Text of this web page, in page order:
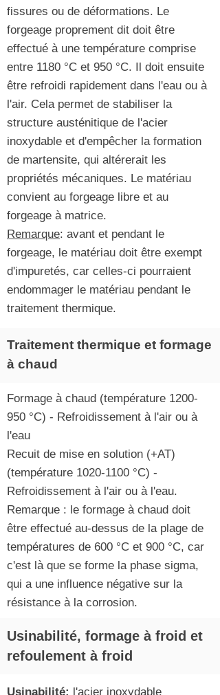
fissures ou de déformations. Le
forgeage proprement dit doit être
effectué à une température comprise
entre 1180 °C et 950 °C. Il doit ensuite
être refroidi rapidement dans l'eau ou à
l'air. Cela permet de stabiliser la
structure austénitique de l'acier
inoxydable et d'empêcher la formation
de martensite, qui altérerait les
propriétés mécaniques. Le matériau
convient au forgeage libre et au
forgeage à matrice.
Remarque: avant et pendant le
forgeage, le matériau doit être exempt
d'impuretés, car celles-ci pourraient
endommager le matériau pendant le
traitement thermique.
Traitement thermique et formage
à chaud
Formage à chaud (température 1200-
950 °C) - Refroidissement à l'air ou à
l'eau
Recuit de mise en solution (+AT)
(température 1020-1100 °C) -
Refroidissement à l'air ou à l'eau.
Remarque : le formage à chaud doit
être effectué au-dessus de la plage de
températures de 600 °C et 900 °C, car
c'est là que se forme la phase sigma,
qui a une influence négative sur la
résistance à la corrosion.
Usinabilité, formage à froid et
refoulement à froid
Usinabilité: l'acier inoxydable